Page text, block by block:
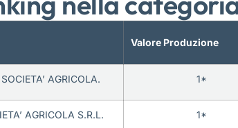
Valore Produzione
AGRICOLA. 1*
AGRICOLA S.R.L. 1*